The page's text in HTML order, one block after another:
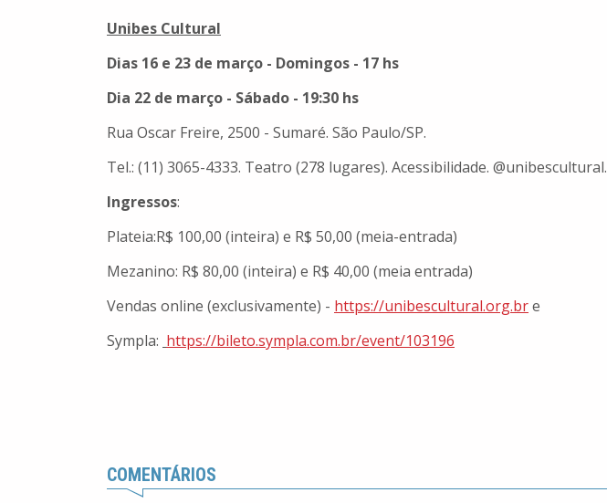
Unibes Cultural
Dias 16 e 23 de março - Domingos - 17 hs
Dia 22 de março - Sábado - 19:30 hs
Rua Oscar Freire, 2500 - Sumaré. São Paulo/SP.
Tel.: (11) 3065-4333. Teatro (278 lugares). Acessibilidade. @unibescultural.
Ingressos:
Plateia:R$ 100,00 (inteira) e R$ 50,00 (meia-entrada)
Mezanino: R$ 80,00 (inteira) e R$ 40,00 (meia entrada)
Vendas online (exclusivamente) - https://unibescultural.org.bre
Sympla: https://bileto.sympla.com.br/event/103196
COMENTÁRIOS